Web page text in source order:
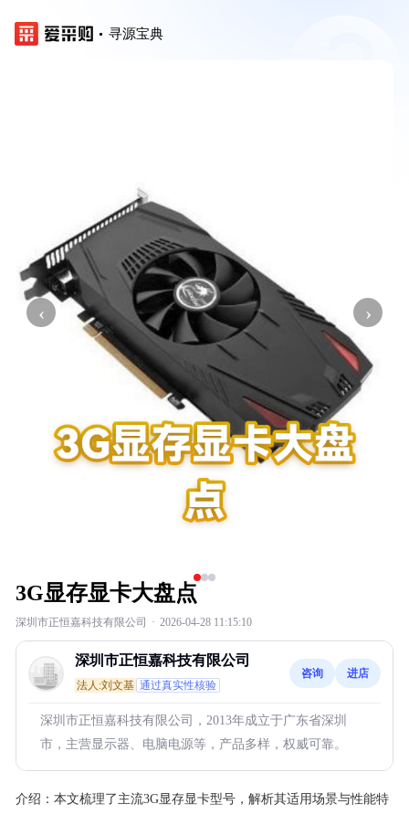
寻源宝典
‹ ›
3G显存显卡大盘点
深圳市正恒嘉科技有限公司 · 2026-04-28 11:15:10
深圳市正恒嘉科技有限公司
法人:刘文基 通过真实性核验
咨询 进店
深圳市正恒嘉科技有限公司，2013年成立于广东省深圳
市，主营显示器、电脑电源等，产品多样，权威可靠。
介绍： 本文梳理了主流3G显存显卡型号，解析其适用场景与性能特